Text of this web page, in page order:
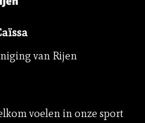
van Rijen
voelen in onze sport